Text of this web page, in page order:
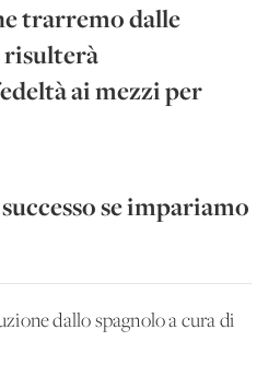
trarremo dalle
risulterà
ai mezzi per
se impariamo
dallo spagnolo a cura di